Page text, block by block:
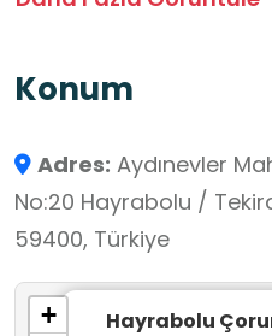
tamamlanmıştır. 17.
önemli bir parçası
kültürel değer taşıyan
Kârgir dört duvar ve
sahiptir. Minberi ahşaptır, duvarlarda yazılar ve
nakışlar mevcuttur.
Konum
Adres: Aydınevler
No:20 Hayrabolu /
59400, Türkiye
Hayrabolu
+